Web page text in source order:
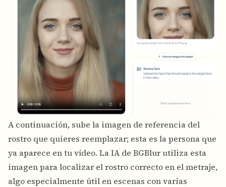
A continuación, sube la imagen de referencia del
rostro que quieres reemplazar; esta es la persona que
ya aparece en tu vídeo. La IA de BGBlur utiliza esta
imagen para localizar el rostro correcto en el metraje,
algo especialmente útil en escenas con varias